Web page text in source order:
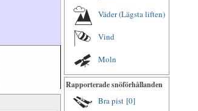
Väder (Lägsta liften)
Vind
Moln
Rapporterade snöförhållanden
Bra pist [0]